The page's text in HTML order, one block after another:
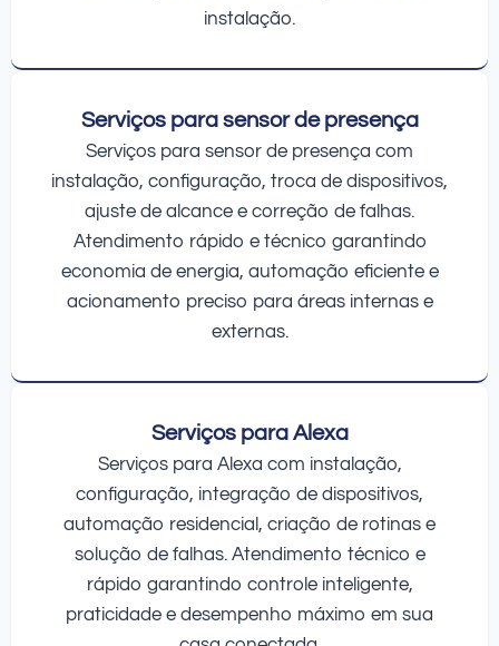
instalação.
Serviços para sensor de presença
Serviços para sensor de presença com
instalação, configuração, troca de dispositivos,
ajuste de alcance e correção de falhas.
Atendimento rápido e técnico garantindo
economia de energia, automação eficiente e
acionamento preciso para áreas internas e
externas.
Serviços para Alexa
Serviços para Alexa com instalação,
configuração, integração de dispositivos,
automação residencial, criação de rotinas e
solução de falhas. Atendimento técnico e
rápido garantindo controle inteligente,
praticidade e desempenho máximo em sua